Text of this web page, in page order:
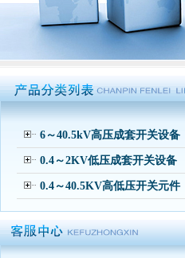
6～40.5kV高压成套开关设备
0.4～2KV低压成套开关设备
0.4～40.5KV高低压开关元件